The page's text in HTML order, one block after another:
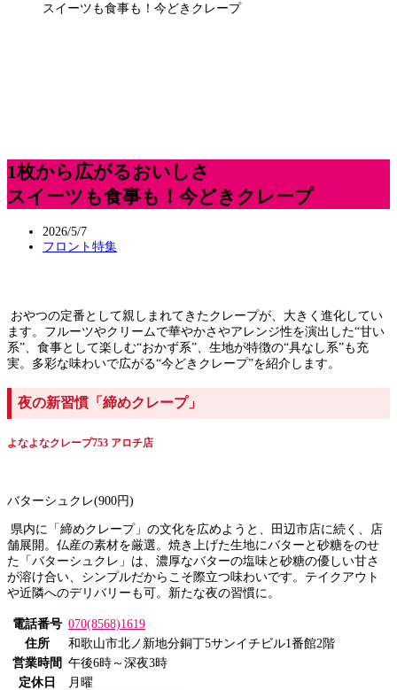
スイーツも食事も！今どきクレープ
1枚から広がるおいしさ
スイーツも食事も！今どきクレープ
2026/5/7
フロント特集
おやつの定番として親しまれてきたクレープが、大きく進化してい
ます。フルーツやクリームで華やかさやアレンジ性を演出した“甘い
系”、食事として楽しむ“おかず系”、生地が特徴の“具なし系”も充
実。多彩な味わいで広がる“今どきクレープ”を紹介します。
夜の新習慣「締めクレープ」
よなよなクレープ753 アロチ店
バターシュクレ(900円)
県内に「締めクレープ」の文化を広めようと、田辺市店に続く、店
舗展開。仏産の素材を厳選。焼き上げた生地にバターと砂糖をのせ
た「バターシュクレ」は、濃厚なバターの塩味と砂糖の優しい甘さ
が溶け合い、シンプルだからこそ際立つ味わいです。テイクアウト
や近隣へのデリバリーも可。新たな夜の習慣に。
電話番号 070(8568)1619
住所
和歌山市北ノ新地分銅丁5サンイチビル1番館2階
営業時間 午後6時～深夜3時
定休日
月曜